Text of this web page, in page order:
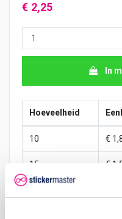
€ 2,25
In
Hoeveelheid
10 €
15 €